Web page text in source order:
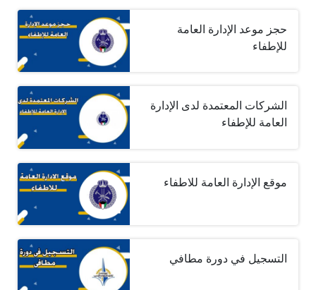
حجز موعد الإدارة العامة
للإطفاء
الشركات المعتمدة لدى الإدارة
العامة للإطفاء
موقع الإدارة العامة للاطفاء
التسجيل في دورة مطافي